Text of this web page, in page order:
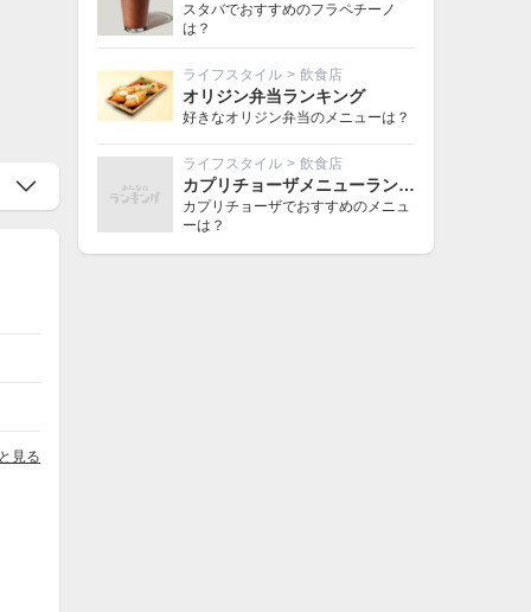
見る
スタバでおすすめのフラペチーノ
は？
ライフスタイル > 飲食店
オリジン弁当ランキング
好きなオリジン弁当のメニューは？
ライフスタイル > 飲食店
カプリチョーザメニューランキング
カプリチョーザでおすすめのメニュ
ーは？